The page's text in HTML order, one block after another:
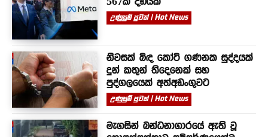
උණුසුම් පුවත් | Hot News
නිවසක් බිඳ කෝටි ගණනක සුද්දයක්
දුන් කතුන් තිදෙනෙක් සහ
පුද්ගලයෙක් අත්අඩංගුවට
උණුසුම් පුවත් | Hot News
මැගසින් බන්ධනාගාරයේ ඇති වූ